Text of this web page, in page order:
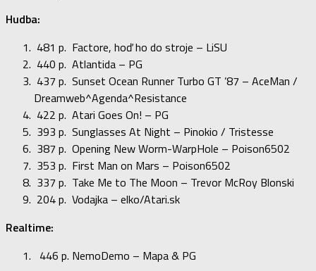
Hudba:
481 p. Factore, hoď ho do stroje – LiSU
440 p. Atlantida – PG
437 p. Sunset Ocean Runner Turbo GT ’87 – AceMan /
Dreamweb^Agenda^Resistance
422 p. Atari Goes On! – PG
393 p. Sunglasses At Night – Pinokio / Tristesse
387 p. Opening New Worm-WarpHole – Poison6502
353 p. First Man on Mars – Poison6502
337 p. Take Me to The Moon – Trevor McRoy Blonski
204 p. Vodajka – elko/Atari.sk
Realtime:
446 p. NemoDemo – Mapa & PG